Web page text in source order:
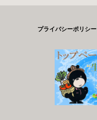
プライバシーポリシー